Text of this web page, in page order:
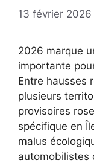
13 février 2026
2026 marque
importante
Entre hausses
plusieurs
provisoires
spécifique en
malus
automobilistes